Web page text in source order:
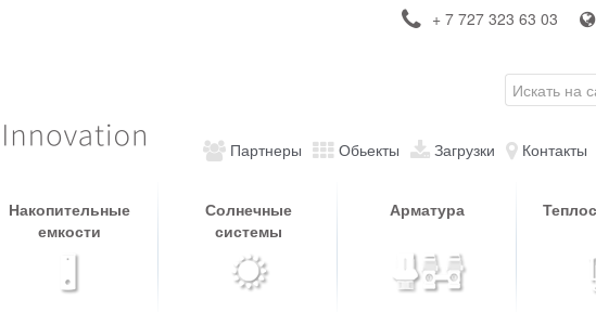
+ 7 727 323 63 03
Партнеры Обьекты Загрузки Контакты
Накопительные
емкости
Солнечные
системы
Арматура